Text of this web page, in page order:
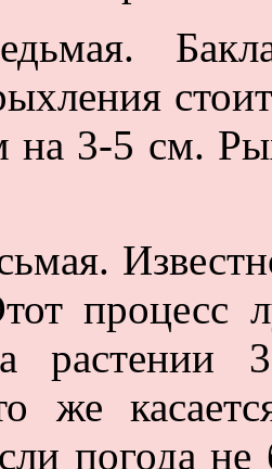
на 3-5 см.
процесс
растении
же
погода